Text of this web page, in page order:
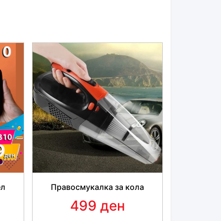
и ротираат
и издржливи
, што нема да отапат и
за твојот освежителен пијалок.
за употребабез струја или батерии.
кампување. Само стави ги состојките во
ја рачката. Едноставен е за чистење.
овозможува сецкото да го чуваш на било
не зафаќа многу простор.
челик
Правосмукалка за кола
499 ден